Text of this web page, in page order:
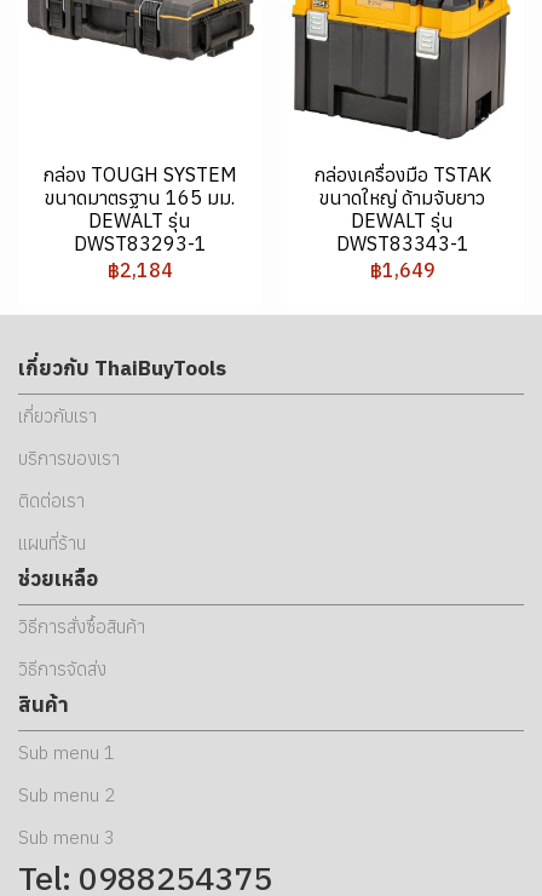
กล่อง TOUGH SYSTEM
ขนาดมาตรฐาน 165 มม.
DEWALT รุ่น
DWST83293-1
฿2,184
กล่องเครื่องมือ TSTAK
ขนาดใหญ่ ด้ามจับยาว
DEWALT รุ่น
DWST83343-1
฿1,649
เกี่ยวกับ ThaiBuyTools
เกี่ยวกับเรา
บริการของเรา
ติดต่อเรา
แผนที่ร้าน
ช่วยเหลือ
วิธีการสั่งซื้อสินค้า
วิธีการจัดส่ง
สินค้า
Sub menu 1
Sub menu 2
Sub menu 3
Tel: 0988254375